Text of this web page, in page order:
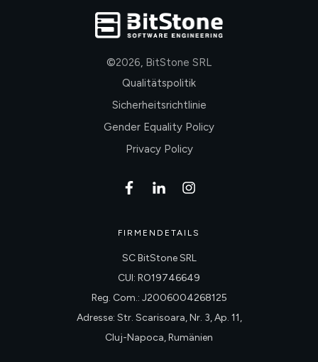
©2026, BitStone SRL
Qualitätspolitik
Sicherheitsrichtlinie
Gender Equality Policy
Privacy Policy
FIRMENDETAILS
SC BitStone SRL
CUI: RO19746649
Reg. Com.: J2006004268125
Adresse: Str. Scarisoara, Nr. 3, Ap. 11,
Cluj-Napoca, Rumänien